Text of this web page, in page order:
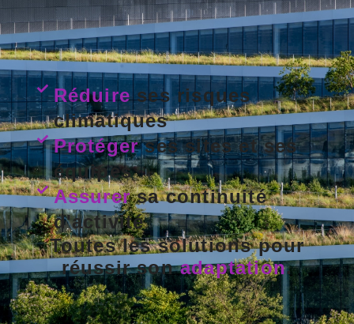
Réduireses risques
climatiques
Protégerses sites et ses
équipes
Assurersa continuité
d'activité
Toutes les solutions pour
réussir sonadaptation.